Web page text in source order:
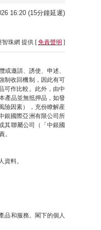
16:20 (15分鐘延遲)
智珠網 提供 [免責聲明 ]
邀請、誘使、申述、
制收回機制，因此有可
可作比較。此外，由中
產品並無抵押品，如發
險因素），充份瞭解産
銀國際亞洲有限公司所
其聯屬公司（「中銀國
。
料。
品和服務。閣下的個人